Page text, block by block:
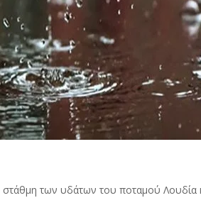
των υδάτων του ποταμού Λουδία